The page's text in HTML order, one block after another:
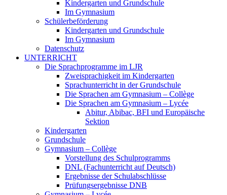
Kindergarten und Grundschule
Im Gymnasium
Schülerbeförderung
Kindergarten und Grundschule
Im Gymnasium
Datenschutz
UNTERRICHT
Die Sprachprogramme im LJR
Zweisprachigkeit im Kindergarten
Sprachunterricht in der Grundschule
Die Sprachen am Gymnasium – Collège
Die Sprachen am Gymnasium – Lycée
Abitur, Abibac, BFI und Europäische
Sektion
Kindergarten
Grundschule
Gymnasium – Collège
Vorstellung des Schulprogramms
DNL (Fachunterricht auf Deutsch)
Ergebnisse der Schulabschlüsse
Prüfungsergebnisse DNB